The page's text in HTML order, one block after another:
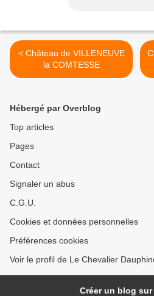
< Château de VILLENEUVE
la COMTESSE
Hébergé par Overblog
Top articles
Pages
Contact
Signaler un abus
C.G.U.
Cookies et données personnelles
Préférences cookies
Voir le profil de Le Chevalier
Créer un blog